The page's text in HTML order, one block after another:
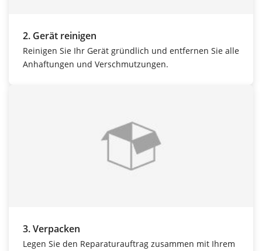
2. Gerät reinigen
Reinigen Sie Ihr Gerät gründlich und entfernen Sie alle
Anhaftungen und Verschmutzungen.
3. Verpacken
Legen Sie den Reparaturauftrag zusammen mit Ihrem